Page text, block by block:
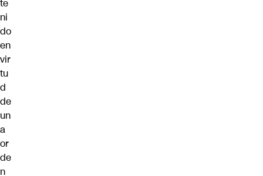
te
ni
do
en
vir
tu
d
de
un
a
or
de
n